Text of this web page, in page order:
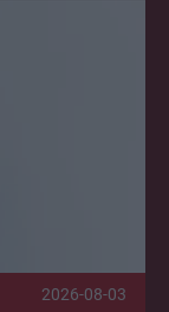
Publicerad
2026-08-03